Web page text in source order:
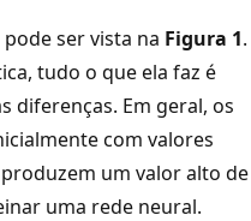
ser vista na Figura 1.
tudo o que ela faz é
diferenças. Em geral, os
com valores
um valor alto de
uma rede neural.